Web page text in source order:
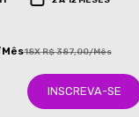
18X R$ 387,00/Mês
INSCREVA-SE